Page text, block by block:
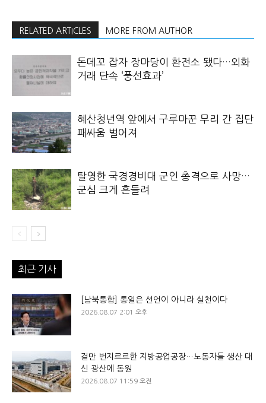
RELATED ARTICLES MORE FROM AUTHOR
돈데꼬 잡자 장마당이 환전소 됐다…외화
거래 단속 ‘풍선효과’
혜산청년역 앞에서 구루마꾼 무리 간 집단
패싸움 벌어져
탈영한 국경경비대 군인 총격으로 사망…
군심 크게 흔들려
최근 기사
[남북통합] 통일은 선언이 아니라 실천이다
2026.08.07 2:01 오후
겉만 번지르르한 지방공업공장…노동자들 생산 대
신 광산에 동원
2026.08.07 11:59 오전